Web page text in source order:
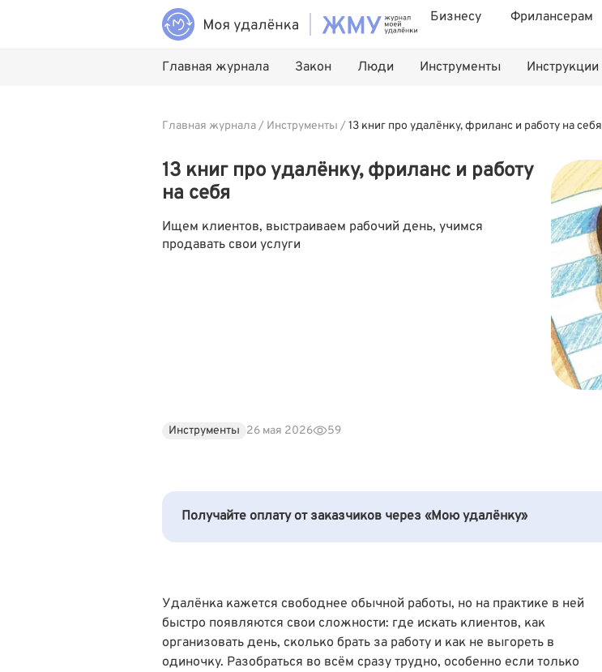
Бизнесу Фрилансерам
Главная журнала Закон Люди Инструменты Инструкции
Главная журнала/ Инструменты /13 книг про удалёнку, фриланс и работу на себя
13 книг про удалёнку, фриланс и работу
на себя
Ищем клиентов, выстраиваем рабочий день, учимся
продавать свои услуги
Инструменты 26 мая 2026 59
Получайте оплату от заказчиков через «Мою удалёнку»
Удалёнка кажется свободнее обычной работы, но на практике в ней
быстро появляются свои сложности: где искать клиентов, как
организовать день, сколько брать за работу и как не выгореть в
одиночку. Разобраться во всём сразу трудно, особенно если только